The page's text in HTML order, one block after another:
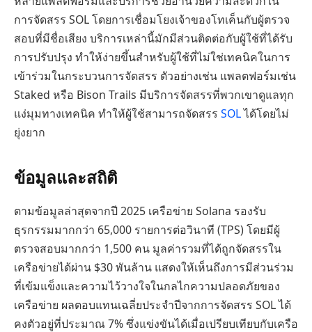
การจัดสรร SOL โดยการเชื่อมโยงเจ้าของโทเค็นกับผู้ตรวจ
สอบที่มีชื่อเสียง บริการเหล่านี้มักมีส่วนติดต่อกับผู้ใช้ที่ได้รับ
การปรับปรุง ทำให้ง่ายขึ้นสำหรับผู้ใช้ที่ไม่ใช่เทคนิคในการ
เข้าร่วมในกระบวนการจัดสรร ตัวอย่างเช่น แพลตฟอร์มเช่น
Staked หรือ Bison Trails มีบริการจัดสรรที่พวกเขาดูแลทุก
แง่มุมทางเทคนิค ทำให้ผู้ใช้สามารถจัดสรร SOLได้โดยไม่
ยุ่งยาก
ข้อมูลและสถิติ
ตามข้อมูลล่าสุดจากปี 2025 เครือข่าย Solana รองรับ
ธุรกรรมมากกว่า 65,000 รายการต่อวินาที (TPS) โดยมีผู้
ตรวจสอบมากกว่า 1,500 คน มูลค่ารวมที่ได้ถูกจัดสรรใน
เครือข่ายได้ผ่าน $30 พันล้าน แสดงให้เห็นถึงการมีส่วนร่วม
ที่เข้มแข็งและความไว้วางใจในกลไกความปลอดภัยของ
เครือข่าย ผลตอบแทนเฉลี่ยประจำปีจากการจัดสรร SOL ได้
คงตัวอยู่ที่ประมาณ 7% ซึ่งแข่งขันได้เมื่อเปรียบเทียบกับเครือ